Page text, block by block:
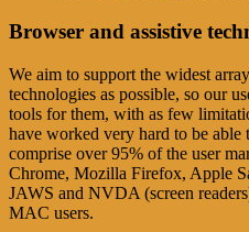
Browser and assistive
We aim to support the widest
technologies as possible, so our
tools for them, with as few
have worked very hard to be able
comprise over 95% of the user
Chrome, Mozilla Firefox, Apple
JAWS and NVDA (screen
MAC users.